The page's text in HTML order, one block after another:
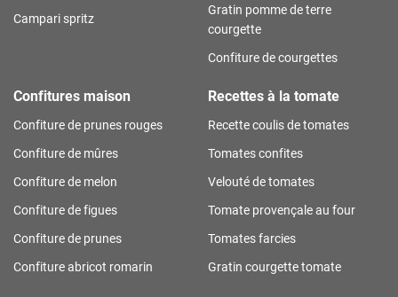
Campari spritz
Gratin pomme de terre
courgette
Confiture de courgettes
Confitures maison
Confiture de prunes rouges
Confiture de mûres
Confiture de melon
Confiture de figues
Confiture de prunes
Confiture abricot romarin
Recettes à la tomate
Recette coulis de tomates
Tomates confites
Velouté de tomates
Tomate provençale au four
Tomates farcies
Gratin courgette tomate